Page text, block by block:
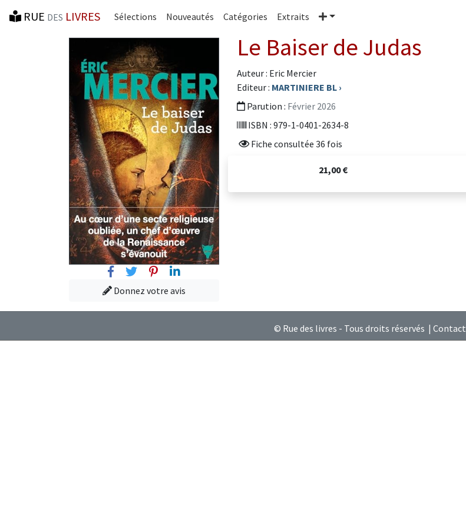
RUE DES LIVRES Sélections Nouveautés Catégories Extraits Plus
FacebookTwitterPinterest
Linkedin
Donnez votre avis
Le Baiser de Judas
Auteur : Eric Mercier
Editeur : MARTINIERE BL ›
Parution : Février 2026
ISBN : 979-1-0401-2634-8
Fiche consultée 36 fois
21,00 €
© Rue des livres - Tous droits réservés | Contact